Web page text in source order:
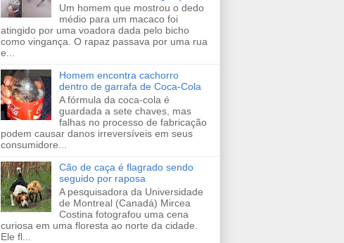
Um homem que mostrou o dedo
médio para um macaco foi
atingido por uma voadora dada pelo bicho
como vingança. O rapaz passava por uma rua
e...
Homem encontra cachorro
dentro de garrafa de Coca-Cola
A fórmula da coca-cola é
guardada a sete chaves, mas
falhas no processo de fabricação
podem causar danos irreversíveis em seus
consumidore...
Cão de caça é flagrado sendo
seguido por raposa
A pesquisadora da Universidade
de Montreal (Canadá) Mircea
Costina fotografou uma cena
curiosa em uma floresta ao norte da cidade.
Ele fl...